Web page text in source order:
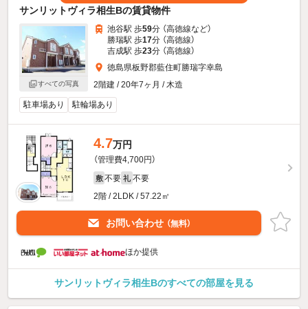
サンリットヴィラ相生Bの賃貸物件
すべての写真
池谷駅 歩59分 （高徳線など）
勝瑞駅 歩17分 （高徳線）
吉成駅 歩23分 （高徳線）
徳島県板野郡藍住町勝瑞字幸島
2階建 / 20年7ヶ月 / 木造
駐車場あり 駐輪場あり
4.7万円
（管理費4,700円）
敷 不要 礼 不要
2階 / 2LDK / 57.22㎡
お問い合わせ （無料）
ほか提供
サンリットヴィラ相生Bのすべての部屋を見る